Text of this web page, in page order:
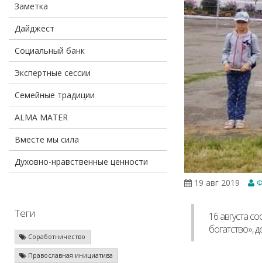
Заметка
Дайджест
Социальный банк
Экспертные сессии
Семейные традиции
ALMA MATER
Вместе мы сила
Духовно-нравственные ценности
Теги
Соработничество
Православная инициатива
19 авг 2019
16 августа
богатство»,